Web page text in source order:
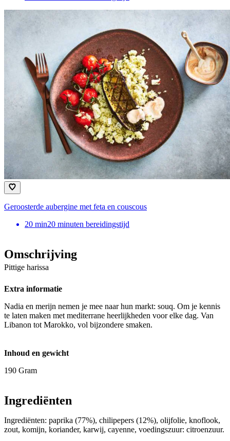
Geroosterde aubergine met feta en couscous
20 min20 minuten bereidingstijd
Omschrijving
Pittige harissa
Extra informatie
Nadia en merijn nemen je mee naar hun markt: souq. Om je kennis
te laten maken met mediterrane heerlijkheden voor elke dag. Van
Libanon tot Marokko, vol bijzondere smaken.
Inhoud en gewicht
190 Gram
Ingrediënten
Ingrediënten: paprika (77%), chilipepers (12%), olijfolie, knoflook,
zout, komijn, koriander, karwij, cayenne, voedingszuur: citroenzuur.